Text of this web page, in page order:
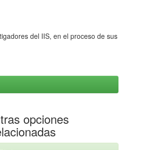
del IIS, en el proceso de sus
opciones